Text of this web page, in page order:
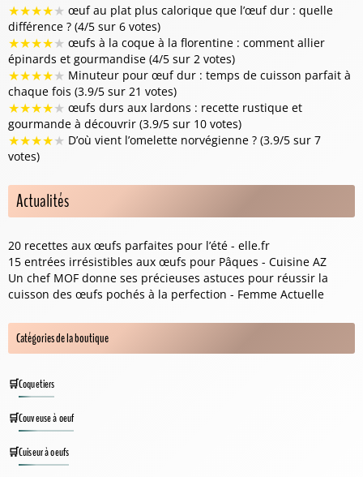
★★★★★ œuf au plat plus calorique que l’œuf dur : quelle
différence ? (4/5 sur 6 votes)
★★★★★ œufs à la coque à la florentine : comment allier
épinards et gourmandise (4/5 sur 2 votes)
★★★★★ Minuteur pour œuf dur : temps de cuisson parfait à
chaque fois (3.9/5 sur 21 votes)
★★★★★ œufs durs aux lardons : recette rustique et
gourmande à découvrir (3.9/5 sur 10 votes)
★★★★★ D’où vient l’omelette norvégienne ? (3.9/5 sur 7
votes)
Actualités
20 recettes aux œufs parfaites pour l’été - elle.fr
15 entrées irrésistibles aux œufs pour Pâques - Cuisine AZ
Un chef MOF donne ses précieuses astuces pour réussir la
cuisson des œufs pochés à la perfection - Femme Actuelle
Catégories de la boutique
Coquetiers
Couveuse à oeuf
Cuiseur à oeufs